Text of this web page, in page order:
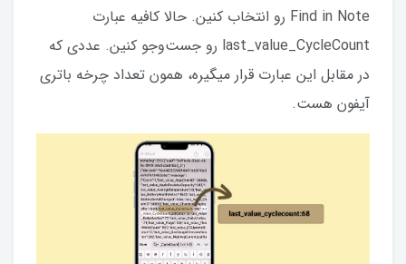
Find in Note رو انتخاب کنین. حالا کافیه عبارت
last_value_CycleCount رو جست‌وجو کنین. عددی که
در مقابل این عبارت قرار میگیره، همون تعداد چرخه باتری
آیفون هست.